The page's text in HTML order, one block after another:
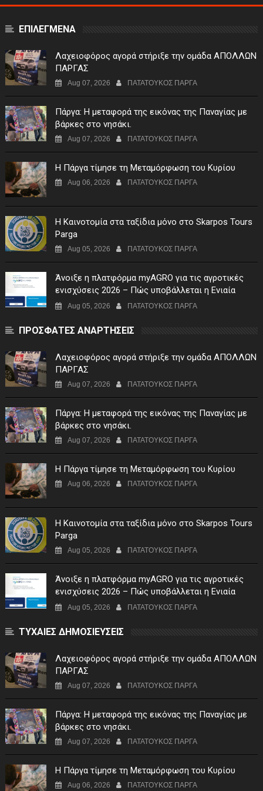
ΕΠΙΛΕΓΜΕΝΑ
Λαχειοφόρος αγορά στήριξε την ομάδα ΑΠΟΛΛΩΝ
ΠΑΡΓΑΣ
Aug 07, 2026 ΠΑΤΑΤΟΥΚΟΣ ΠΑΡΓΑ
Πάργα: Η μεταφορά της εικόνας της Παναγίας με
βάρκες στο νησάκι.
Aug 07, 2026 ΠΑΤΑΤΟΥΚΟΣ ΠΑΡΓΑ
Η Πάργα τίμησε τη Μεταμόρφωση του Κυρίου
Aug 06, 2026 ΠΑΤΑΤΟΥΚΟΣ ΠΑΡΓΑ
Η Καινοτομία στα ταξίδια μόνο στο Skarpos Tours
Parga
Aug 05, 2026 ΠΑΤΑΤΟΥΚΟΣ ΠΑΡΓΑ
Άνοιξε η πλατφόρμα myAGRO για τις αγροτικές
ενισχύσεις 2026 – Πώς υποβάλλεται η Ενιαία
Αίτηση Ενίσχυσης
Aug 05, 2026 ΠΑΤΑΤΟΥΚΟΣ ΠΑΡΓΑ
ΠΡΟΣΦΑΤΕΣ ΑΝΑΡΤΗΣΕΙΣ
Λαχειοφόρος αγορά στήριξε την ομάδα ΑΠΟΛΛΩΝ
ΠΑΡΓΑΣ
Aug 07, 2026 ΠΑΤΑΤΟΥΚΟΣ ΠΑΡΓΑ
Πάργα: Η μεταφορά της εικόνας της Παναγίας με
βάρκες στο νησάκι.
Aug 07, 2026 ΠΑΤΑΤΟΥΚΟΣ ΠΑΡΓΑ
Η Πάργα τίμησε τη Μεταμόρφωση του Κυρίου
Aug 06, 2026 ΠΑΤΑΤΟΥΚΟΣ ΠΑΡΓΑ
Η Καινοτομία στα ταξίδια μόνο στο Skarpos Tours
Parga
Aug 05, 2026 ΠΑΤΑΤΟΥΚΟΣ ΠΑΡΓΑ
Άνοιξε η πλατφόρμα myAGRO για τις αγροτικές
ενισχύσεις 2026 – Πώς υποβάλλεται η Ενιαία
Αίτηση Ενίσχυσης
Aug 05, 2026 ΠΑΤΑΤΟΥΚΟΣ ΠΑΡΓΑ
ΤΥΧΑΙΕΣ ΔΗΜΟΣΙΕΥΣΕΙΣ
Λαχειοφόρος αγορά στήριξε την ομάδα ΑΠΟΛΛΩΝ
ΠΑΡΓΑΣ
Aug 07, 2026 ΠΑΤΑΤΟΥΚΟΣ ΠΑΡΓΑ
Πάργα: Η μεταφορά της εικόνας της Παναγίας με
βάρκες στο νησάκι.
Aug 07, 2026 ΠΑΤΑΤΟΥΚΟΣ ΠΑΡΓΑ
Η Πάργα τίμησε τη Μεταμόρφωση του Κυρίου
Aug 06, 2026 ΠΑΤΑΤΟΥΚΟΣ ΠΑΡΓΑ